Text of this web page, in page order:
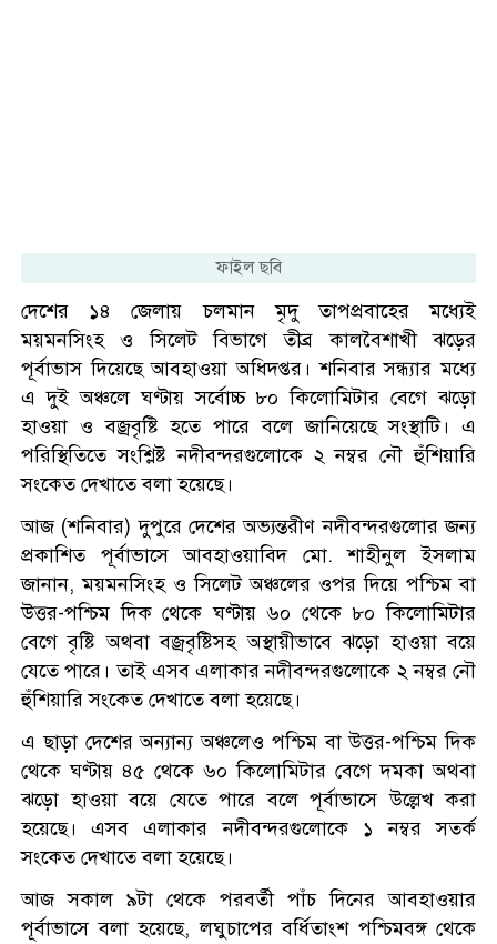
ফাইল ছবি
দেশের ১৪ জেলায় চলমান মৃদু তাপপ্রবাহের মধ্যেই
ময়মনসিংহ ও সিলেট বিভাগে তীব্র কালবৈশাখী ঝড়ের
পূর্বাভাস দিয়েছে আবহাওয়া অধিদপ্তর। শনিবার সন্ধ্যার মধ্যে
এ দুই অঞ্চলে ঘণ্টায় সর্বোচ্চ ৮০ কিলোমিটার বেগে ঝড়ো
হাওয়া ও বজ্রবৃষ্টি হতে পারে বলে জানিয়েছে সংস্থাটি। এ
পরিস্থিতিতে সংশ্লিষ্ট নদীবন্দরগুলোকে ২ নম্বর নৌ হুঁশিয়ারি
সংকেত দেখাতে বলা হয়েছে।
আজ (শনিবার) দুপুরে দেশের অভ্যন্তরীণ নদীবন্দরগুলোর জন্য
প্রকাশিত পূর্বাভাসে আবহাওয়াবিদ মো. শাহীনুল ইসলাম
জানান, ময়মনসিংহ ও সিলেট অঞ্চলের ওপর দিয়ে পশ্চিম বা
উত্তর-পশ্চিম দিক থেকে ঘণ্টায় ৬০ থেকে ৮০ কিলোমিটার
বেগে বৃষ্টি অথবা বজ্রবৃষ্টিসহ অস্থায়ীভাবে ঝড়ো হাওয়া বয়ে
যেতে পারে। তাই এসব এলাকার নদীবন্দরগুলোকে ২ নম্বর নৌ
হুঁশিয়ারি সংকেত দেখাতে বলা হয়েছে।
এ ছাড়া দেশের অন্যান্য অঞ্চলেও পশ্চিম বা উত্তর-পশ্চিম দিক
থেকে ঘণ্টায় ৪৫ থেকে ৬০ কিলোমিটার বেগে দমকা অথবা
ঝড়ো হাওয়া বয়ে যেতে পারে বলে পূর্বাভাসে উল্লেখ করা
হয়েছে। এসব এলাকার নদীবন্দরগুলোকে ১ নম্বর সতর্ক
সংকেত দেখাতে বলা হয়েছে।
আজ সকাল ৯টা থেকে পরবর্তী পাঁচ দিনের আবহাওয়ার
পূর্বাভাসে বলা হয়েছে, লঘুচাপের বর্ধিতাংশ পশ্চিমবঙ্গ থেকে